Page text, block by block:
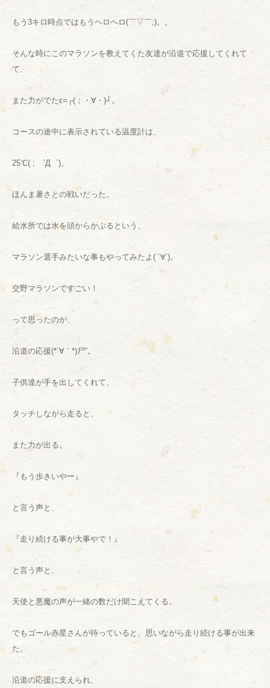
もう3キロ時点ではもうヘロヘロ(￣▽￣;)。。
そんな時にこのマラソンを教えてくた友達が沿道で応援してくれて
て、
また力がでたε=┌(；・∀・)┘。
コースの途中に表示されている温度計は、
25℃( ; ゜Д゜)。
ほんま暑さとの戦いだった。
給水所では水を頭からかぶるという、
マラソン選手みたいな事もやってみたよ( ´∀`)。
交野マラソンですごい！
って思ったのが、
沿道の応援(*´∀｀*)尸”。
子供達が手を出してくれて、
タッチしながら走ると、
また力が出る。
『もう歩きいやー』
と言う声と、
『走り続ける事が大事やで！』
と言う声と、
天使と悪魔の声が一緒の数だけ聞こえてくる。
でもゴール赤星さんが待っていると、思いながら走り続ける事が出来
た。
沿道の応援に支えられ、